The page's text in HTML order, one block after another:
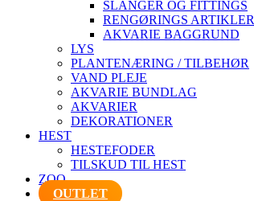
SLANGER OG FITTINGS
RENGØRINGS ARTIKLER
AKVARIE BAGGRUND
LYS
PLANTENÆRING / TILBEHØR
VAND PLEJE
AKVARIE BUNDLAG
AKVARIER
DEKORATIONER
HEST
HESTEFODER
TILSKUD TIL HEST
ZOO
OUTLET